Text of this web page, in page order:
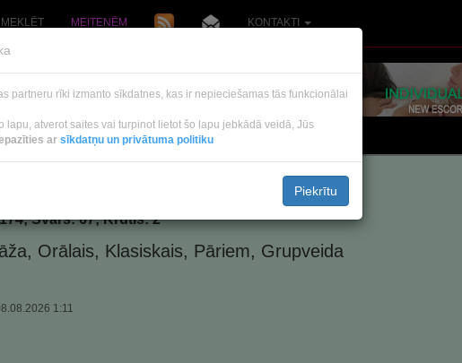
MEKLĒT MEITENĒM KONTAKTI
Svars: 67; Krūtis: 2
Orālais, Klasiskais, Pāriem, Grupveida
1:11
partneru rīki izmanto sīkdatnes, kas ir nepieciešamas tās funkcionālai
lapu, atverot saites vai turpinot lietot šo lapu jebkādā veidā, Jūs
ar sīkdatņu un privātuma politiku
Piekrītu